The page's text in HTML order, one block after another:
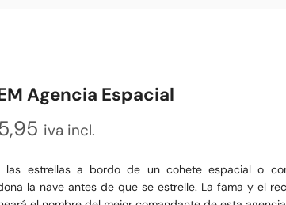
Agencia Espacial
iva incl.
las estrellas a bordo de un cohete espacial o
la nave antes de que se estrelle. La fama y el